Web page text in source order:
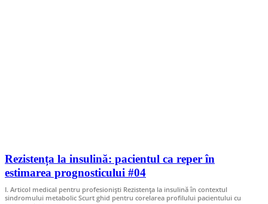
Rezistența la insulină: pacientul ca reper în
estimarea prognosticului #04
I. Articol medical pentru profesionişti Rezistenţa la insulină în contextul
sindromului metabolic Scurt ghid pentru corelarea profilului pacientului cu